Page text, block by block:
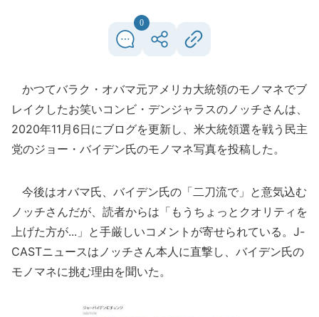
0
かつてバラク・オバマ元アメリカ大統領のモノマネでブ
レイクしたお笑いコンビ・デンジャラスのノッチさんは、
2020年11月6日にブログを更新し、米大統領選を戦う民主
党のジョー・バイデン氏のモノマネ写真を投稿した。
今後はオバマ氏、バイデン氏の「二刀流で」と意気込む
ノッチさんだが、読者からは「もうちょっとクオリティを
上げた方が...」と手厳しいコメントが寄せられている。J-
CASTニュースはノッチさん本人に直撃し、バイデン氏の
モノマネに挑む理由を聞いた。